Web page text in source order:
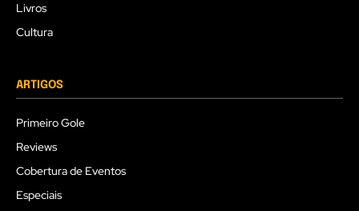
Livros
Cultura
ARTIGOS
Primeiro Gole
Reviews
Cobertura de Eventos
Especiais